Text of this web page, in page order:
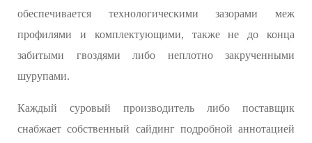
обеспечивается технологическими зазорами меж
профилями и комплектующими, также не до конца
забитыми гвоздями либо неплотно закрученными
шурупами.
Каждый суровый производитель либо поставщик
снабжает собственный сайдинг подробной аннотацией